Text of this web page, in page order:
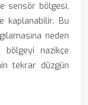
sensör bölgesi,
kaplanabilir. Bu
neden
nazikçe
tekrar düzgün